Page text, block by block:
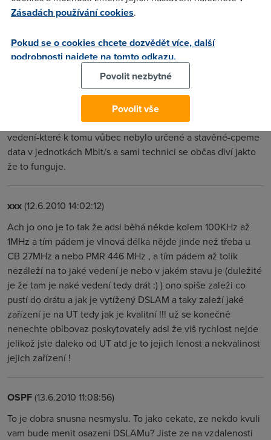
Vzdálenost od ústředny je jen jeden z parametrů. Rozhoduje
jestli dodrželi úhly ohybu, kolikrát je po trase kabel
překopnutý a naspojkovaný... Nebo jestli ve stejném kabelu
s tebou není další zakazník s podobně nabušeným tarifem a
podobně. V jednom panelákovém bytě může jet 16M down
bez problémů a u souseda sotva 6. Samotné ADSL, zvlášt v
podmínkách ČR, představuje svého druhu magii kdy po
vedení-které k tomu vůbec nebylo určené a stavěné-cpeme
data v jednotkách Mbit/s a sami technici se občas diví jakto
že to funguje.
xxx(12.6.2010 14:02:12)
Ach jo ono je to tak že adsl běhá někde kolem 100KHz až
1MHz a tím pádem je vlnová délka nějde jinde než třeba u
CB 27MHz a nebo PMR 446 MHz , a tím pádem až tolik
nezáleží na to jaké vedení je nebo v jakém stavu je (duležité
je že tam je naké vedení tedy drát :) ) ono spiše zaleži co
pustí do drátu a jak je vytížený DSLAM a taky zaleží jaké
zařízení je na UT tedy jak je kvalitní !!! už se konečně
nenechte oblbovaz poskytovately adsl že viš rychlost nejde
jelikož jste daleko od UT atd je to jejich lenost a nekvalinost
jejich zařízení !
OSPF(13.6.2010 11:08:56)
To je dobra snusna nesmyslu. To jako cekate, ze nekdo kvuli
vam bude menit osazeni DSLAMu? Jiste ze na vzdalenosti
Zásadách používání cookies.
Pokud se o cookies chcete dozvědět více, další
podrobnosti najdete na tomto odkazu.
Povolit nezbytné
Povolit vše